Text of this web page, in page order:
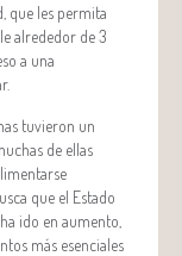
que les permita
alrededor de 3
a una
tuvieron un
de ellas
que el Estado
ido en aumento,
más esenciales